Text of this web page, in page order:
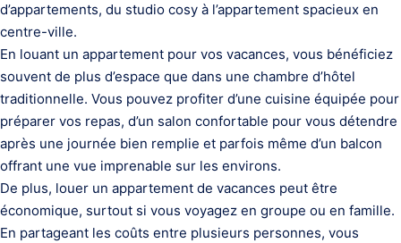
d’appartements, du studio cosy à l’appartement spacieux en
centre-ville.
En louant un appartement pour vos vacances, vous bénéficiez
souvent de plus d’espace que dans une chambre d’hôtel
traditionnelle. Vous pouvez profiter d’une cuisine équipée pour
préparer vos repas, d’un salon confortable pour vous détendre
après une journée bien remplie et parfois même d’un balcon
offrant une vue imprenable sur les environs.
De plus, louer un appartement de vacances peut être
économique, surtout si vous voyagez en groupe ou en famille.
En partageant les coûts entre plusieurs personnes, vous